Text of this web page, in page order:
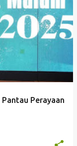
Perayaan